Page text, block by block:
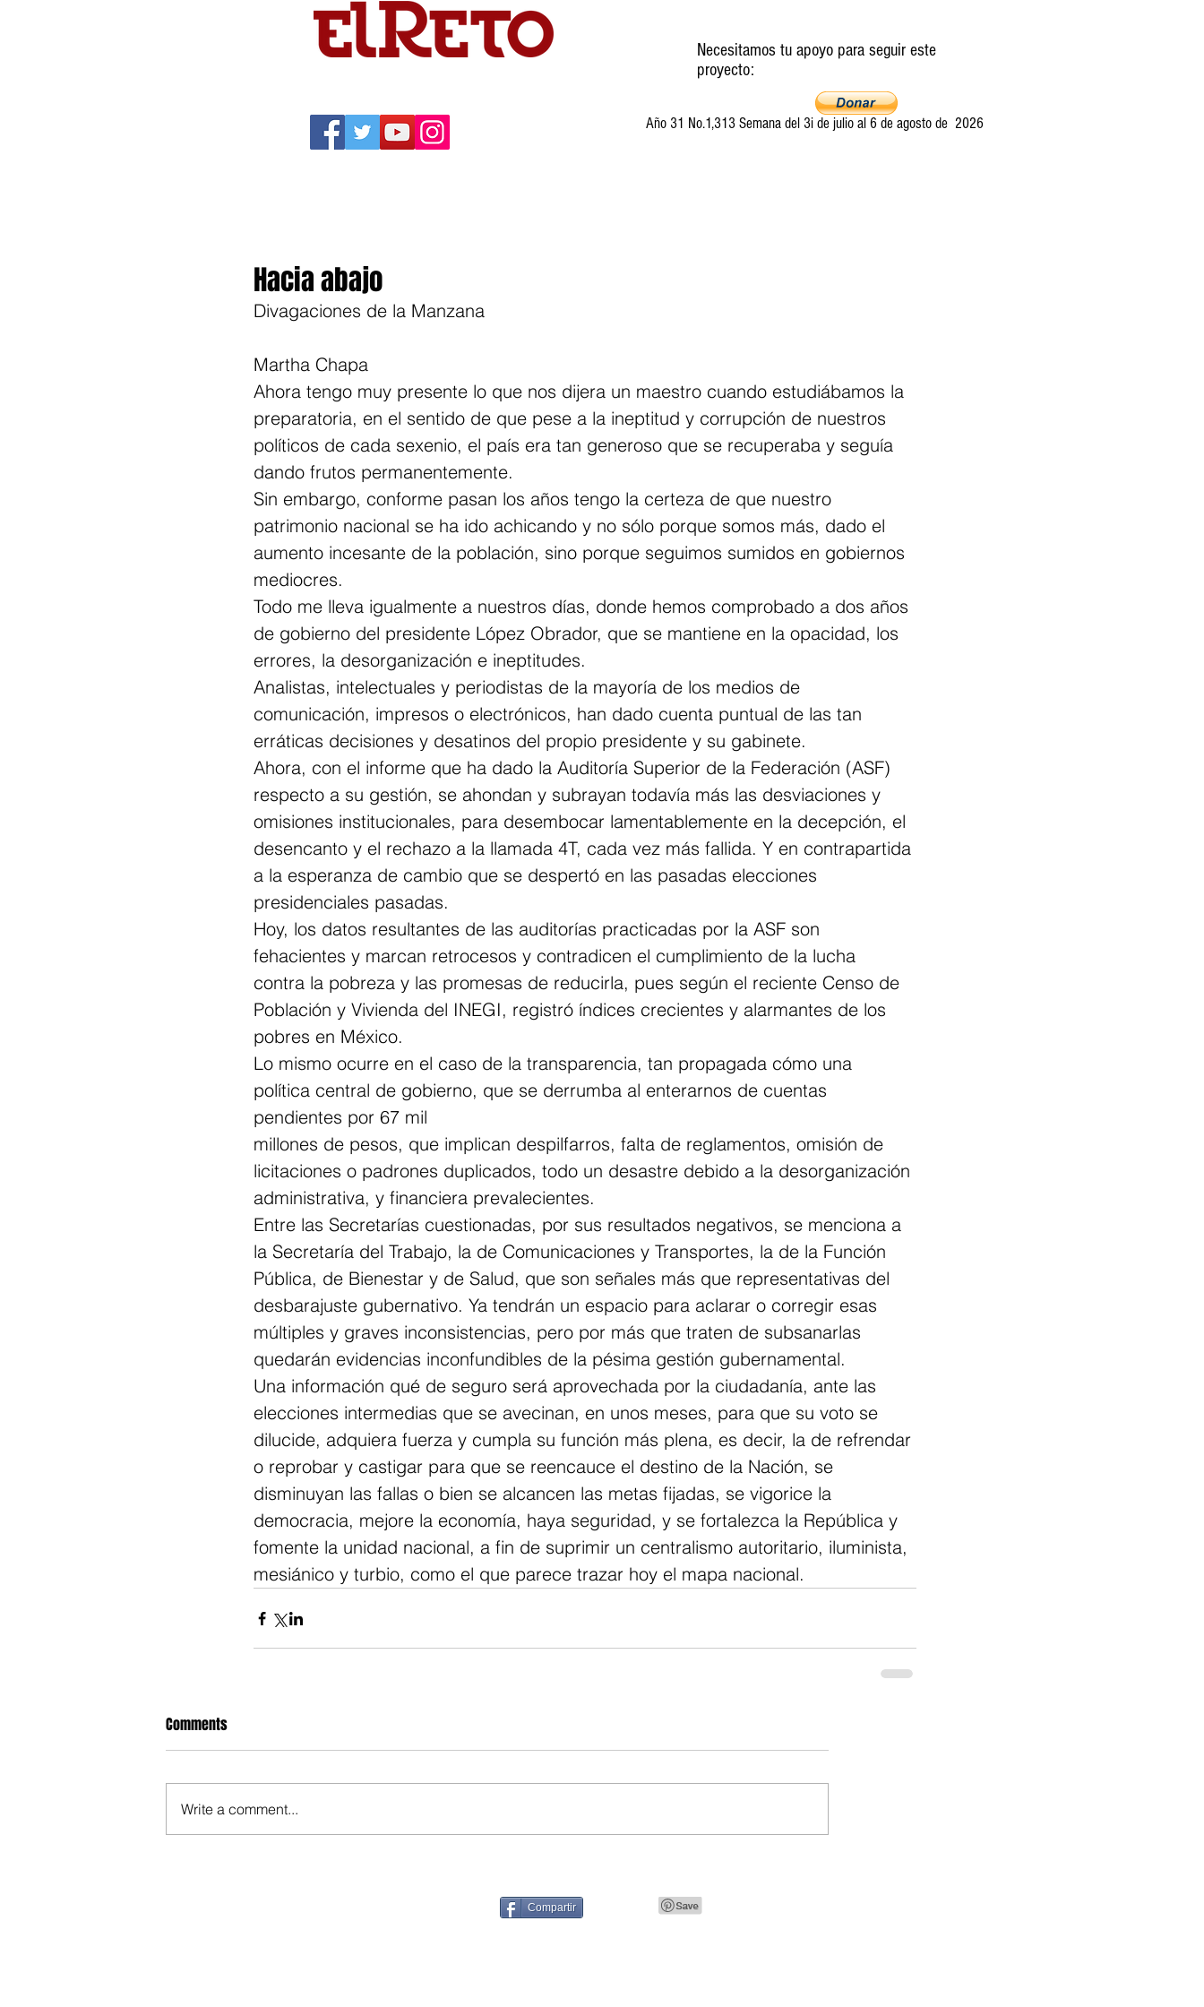
Necesitamos tu apoyo para seguir este
proyecto:
Año 31 No.1,313 Semana del 3i de julio al 6 de agosto de 2026
Hacia abajo
Divagaciones de la Manzana
Martha Chapa
Ahora tengo muy presente lo que nos dijera un maestro cuando estudiábamos la
preparatoria, en el sentido de que pese a la ineptitud y corrupción de nuestros
políticos de cada sexenio, el país era tan generoso que se recuperaba y seguía
dando frutos permanentemente.
Sin embargo, conforme pasan los años tengo la certeza de que nuestro
patrimonio nacional se ha ido achicando y no sólo porque somos más, dado el
aumento incesante de la población, sino porque seguimos sumidos en gobiernos
mediocres.
Todo me lleva igualmente a nuestros días, donde hemos comprobado a dos años
de gobierno del presidente López Obrador, que se mantiene en la opacidad, los
errores, la desorganización e ineptitudes.
Analistas, intelectuales y periodistas de la mayoría de los medios de
comunicación, impresos o electrónicos, han dado cuenta puntual de las tan
erráticas decisiones y desatinos del propio presidente y su gabinete.
Ahora, con el informe que ha dado la Auditoría Superior de la Federación (ASF)
respecto a su gestión, se ahondan y subrayan todavía más las desviaciones y
omisiones institucionales, para desembocar lamentablemente en la decepción, el
desencanto y el rechazo a la llamada 4T, cada vez más fallida. Y en contrapartida
a la esperanza de cambio que se despertó en las pasadas elecciones
presidenciales pasadas.
Hoy, los datos resultantes de las auditorías practicadas por la ASF son
fehacientes y marcan retrocesos y contradicen el cumplimiento de la lucha
contra la pobreza y las promesas de reducirla, pues según el reciente Censo de
Población y Vivienda del INEGI, registró índices crecientes y alarmantes de los
pobres en México.
Lo mismo ocurre en el caso de la transparencia, tan propagada cómo una
política central de gobierno, que se derrumba al enterarnos de cuentas
pendientes por 67 mil
millones de pesos, que implican despilfarros, falta de reglamentos, omisión de
licitaciones o padrones duplicados, todo un desastre debido a la desorganización
administrativa, y financiera prevalecientes.
Entre las Secretarías cuestionadas, por sus resultados negativos, se menciona a
la Secretaría del Trabajo, la de Comunicaciones y Transportes, la de la Función
Pública, de Bienestar y de Salud, que son señales más que representativas del
desbarajuste gubernativo. Ya tendrán un espacio para aclarar o corregir esas
múltiples y graves inconsistencias, pero por más que traten de subsanarlas
quedarán evidencias inconfundibles de la pésima gestión gubernamental.
Una información qué de seguro será aprovechada por la ciudadanía, ante las
elecciones intermedias que se avecinan, en unos meses, para que su voto se
dilucide, adquiera fuerza y cumpla su función más plena, es decir, la de refrendar
o reprobar y castigar para que se reencauce el destino de la Nación, se
disminuyan las fallas o bien se alcancen las metas fijadas, se vigorice la
democracia, mejore la economía, haya seguridad, y se fortalezca la República y
fomente la unidad nacional, a fin de suprimir un centralismo autoritario, iluminista,
mesiánico y turbio, como el que parece trazar hoy el mapa nacional.
Comments
Write a comment...
Compartir